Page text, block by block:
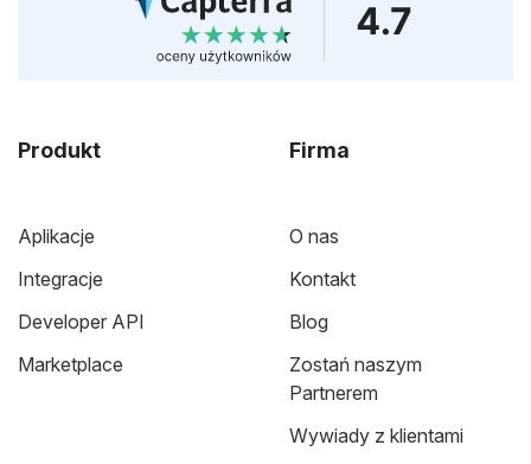
Produkt
Aplikacje
Integracje
Developer API
Marketplace
Firma
O nas
Kontakt
Blog
Zostań naszym
Partnerem
Wywiady z klientami